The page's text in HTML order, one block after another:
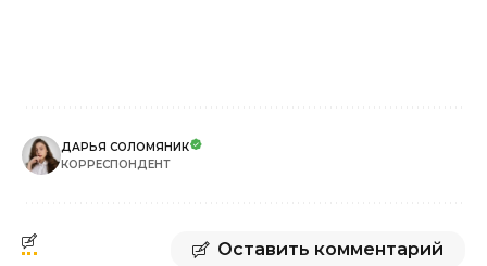
ДАРЬЯ СОЛОМЯНИК
КОРРЕСПОНДЕНТ
Оставить комментарий